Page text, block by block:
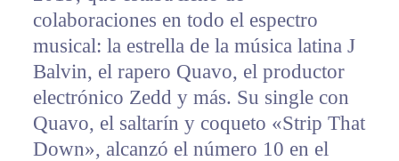
colaboraciones en todo el espectro
musical: la estrella de la música latina J
Balvin, el rapero Quavo, el productor
electrónico Zedd y más. Su single con
Quavo, el saltarín y coqueto «Strip That
Down», alcanzó el número 10 en el